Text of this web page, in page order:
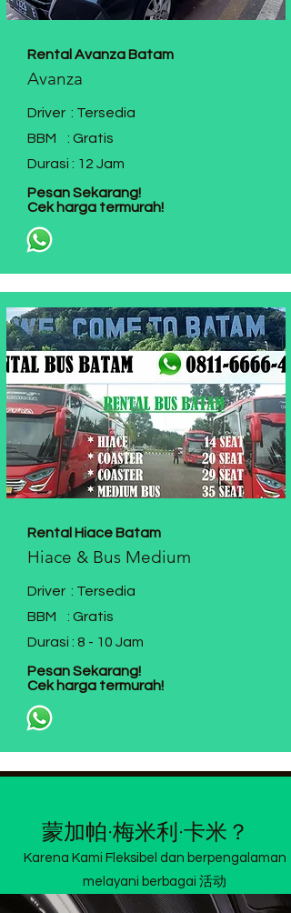
Rental Avanza Batam
Avanza
Driver : Tersedia
BBM : Gratis
Durasi : 12 Jam
Pesan Sekarang!
Cek harga termurah!
Rental Hiace Batam
Hiace & Bus Medium
Driver : Tersedia
BBM : Gratis
Durasi : 8 - 10 Jam
Pesan Sekarang!
Cek harga termurah!
蒙加帕·梅米利·卡米？
Karena Kami Fleksibel dan berpengalaman
melayani berbagai 活动